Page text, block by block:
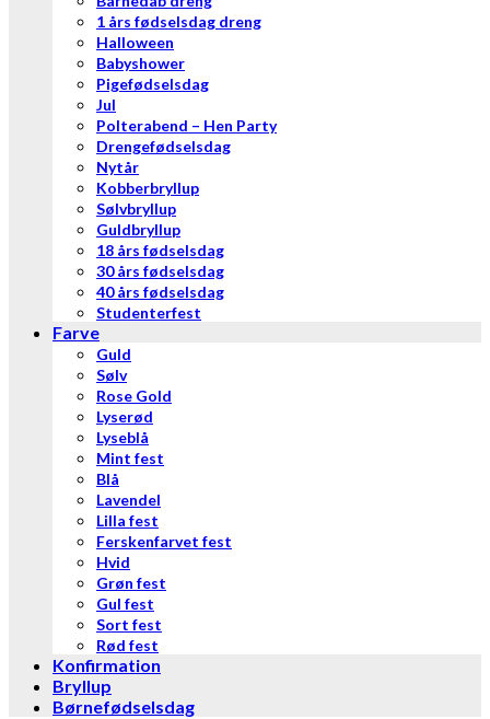
1 års fødselsdag dreng
Halloween
Babyshower
Pigefødselsdag
Jul
Polterabend – Hen Party
Drengefødselsdag
Nytår
Kobberbryllup
Sølvbryllup
Guldbryllup
18 års fødselsdag
30 års fødselsdag
40 års fødselsdag
Studenterfest
Farve
Guld
Sølv
Rose Gold
Lyserød
Lyseblå
Mint fest
Blå
Lavendel
Lilla fest
Ferskenfarvet fest
Hvid
Grøn fest
Gul fest
Sort fest
Rød fest
Konfirmation
Bryllup
Børnefødselsdag